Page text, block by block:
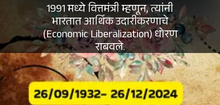
1991 मध्ये वित्तमंत्री म्हणून, त्यांनी
भारतात आर्थिक उदारीकरणाचे
(Economic Liberalization) धोरण
राबवले.